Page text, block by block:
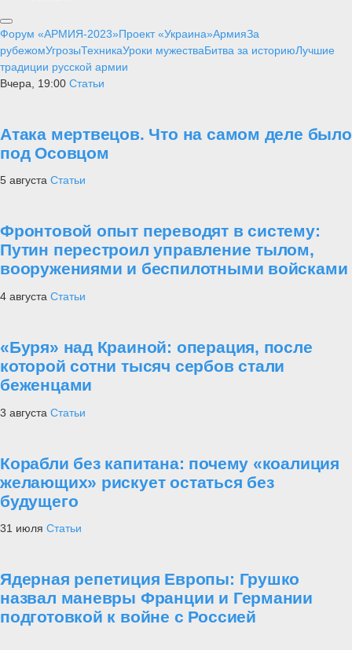
Форум «АРМИЯ-2023»Проект «Украина»АрмияЗа
рубежомУгрозыТехникаУроки мужестваБитва за историюЛучшие
традиции русской армии
Вчера, 19:00 Статьи
Атака мертвецов. Что на самом деле было
под Осовцом
5 августа Статьи
Фронтовой опыт переводят в систему:
Путин перестроил управление тылом,
вооружениями и беспилотными войсками
4 августа Статьи
«Буря» над Краиной: операция, после
которой сотни тысяч сербов стали
беженцами
3 августа Статьи
Корабли без капитана: почему «коалиция
желающих» рискует остаться без
будущего
31 июля Статьи
Ядерная репетиция Европы: Грушко
назвал маневры Франции и Германии
подготовкой к войне с Россией